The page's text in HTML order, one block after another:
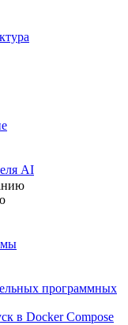
AI
программных
в Docker Compose